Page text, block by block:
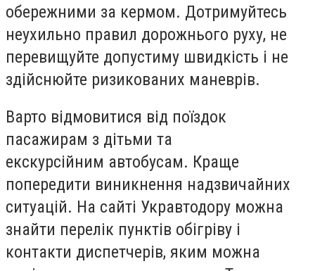
обережними за кермом. Дотримуйтесь
неухильно правил дорожнього руху, не
перевищуйте допустиму швидкість і не
здійснюйте ризикованих маневрів.
Варто відмовитися від поїздок
пасажирам з дітьми та
екскурсійним автобусам. Краще
попередити виникнення надзвичайних
ситуацій. На сайті Укравтодору можна
знайти перелік пунктів обігріву і
контакти диспетчерів, яким можна